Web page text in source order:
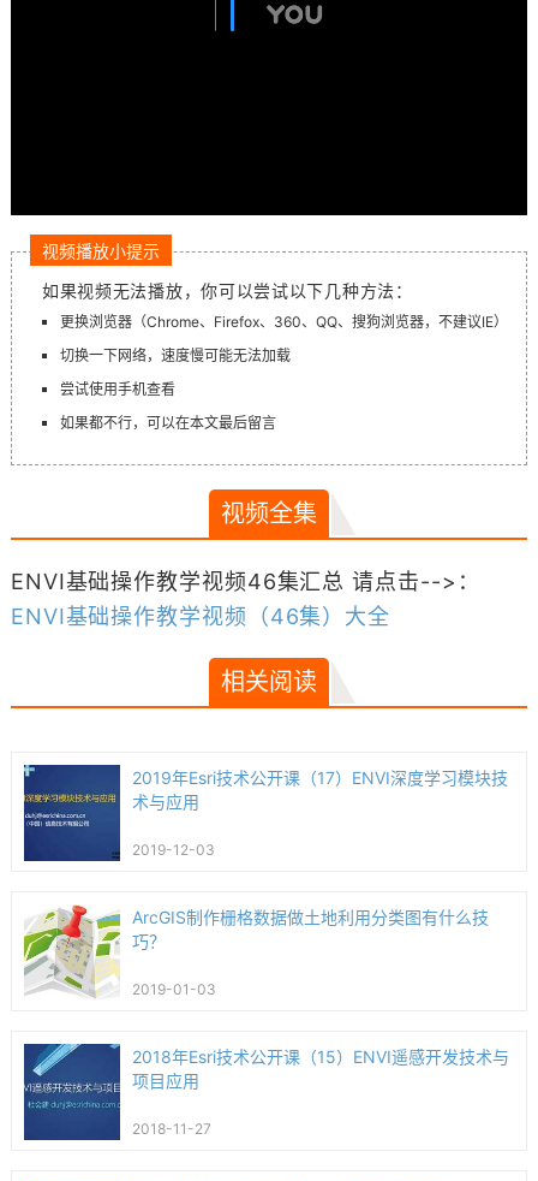
视频播放小提示
如果视频无法播放，你可以尝试以下几种方法：
更换浏览器（Chrome、Firefox、360、QQ、搜狗浏览器，不建议IE）
切换一下网络，速度慢可能无法加载
尝试使用手机查看
如果都不行，可以在本文最后留言
视频全集
ENVI基础操作教学视频46集汇总 请点击-->：
ENVI基础操作教学视频（46集）大全
相关阅读
2019年Esri技术公开课（17）ENVI深度学习模块技
术与应用
2019-12-03
ArcGIS制作栅格数据做土地利用分类图有什么技
巧？
2019-01-03
2018年Esri技术公开课（15）ENVI遥感开发技术与
项目应用
2018-11-27